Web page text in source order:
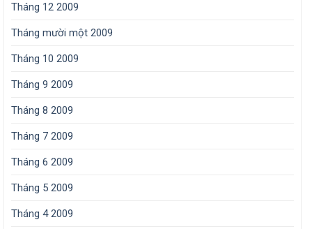
Tháng 12 2009
Tháng mười một 2009
Tháng 10 2009
Tháng 9 2009
Tháng 8 2009
Tháng 7 2009
Tháng 6 2009
Tháng 5 2009
Tháng 4 2009